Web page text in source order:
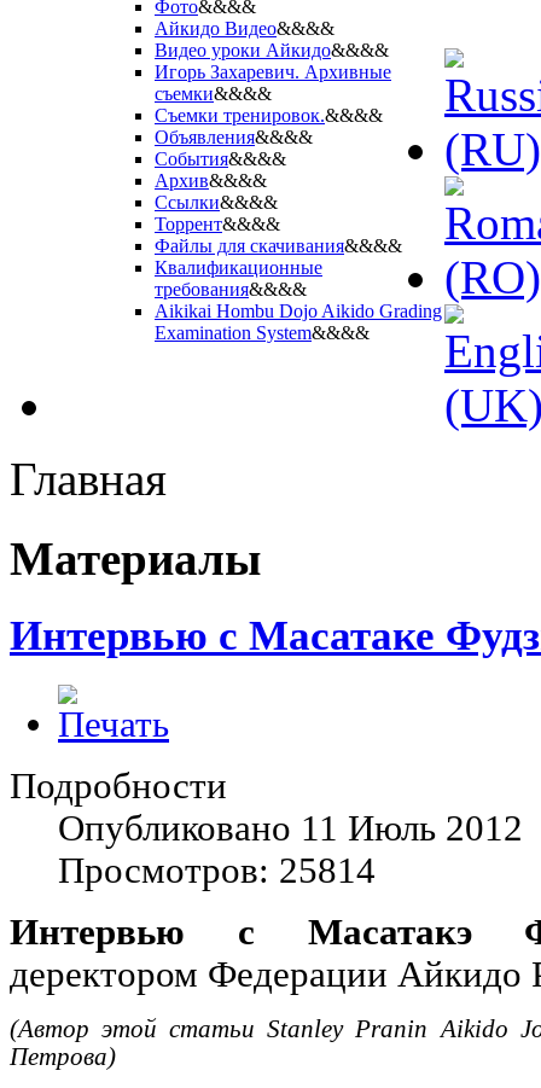
Фото&&&&
Айкидо Видео&&&&
Видео уроки Айкидо&&&&
Игорь Захаревич. Архивные
съемки&&&&
Съемки тренировок.&&&&
Объявления&&&&
События&&&&
Архив&&&&
Ссылки&&&&
Торрент&&&&
Файлы для скачивания&&&&
Квалификационные
требования&&&&
Aikikai Hombu Dojo Aikido Grading
Examination System&&&&
Главная
Материалы
Интервью с Масатаке
Подробности
Опубликовано 11 Июль 2012
Просмотров: 25814
Интервью с Масатакэ
деректором Федерации Айкидо
(Автор этой статьи Stanley Pranin Aikido
Петрова)